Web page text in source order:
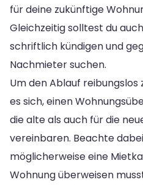
für deine zukünftige
Gleichzeitig solltest du
schriftlich kündigen und
Nachmieter suchen.
Um den Ablauf
es sich, einen
die alte als auch für die
vereinbaren. Beachte
möglicherweise eine
Wohnung überweisen